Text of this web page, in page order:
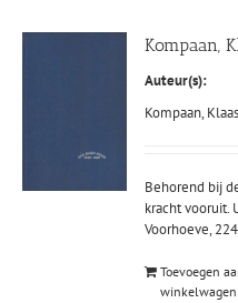
Kompaan,
Auteur(s):
Kompaan, Klaas
Behorend bij
kracht vooruit.
Voorhoeve,
Toevoegen
winkelwagen